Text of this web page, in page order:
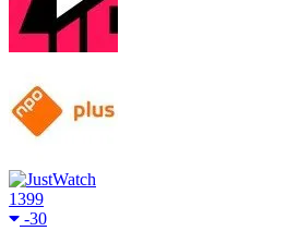
1399
-30